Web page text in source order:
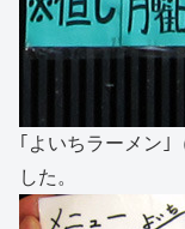
｢よいちラーメン｣
した。